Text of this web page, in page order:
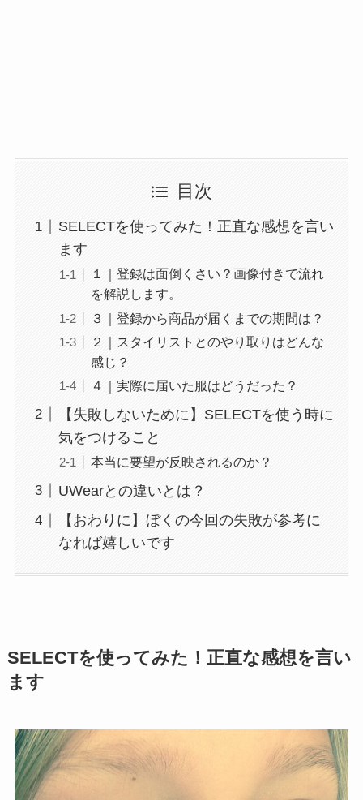
目次
SELECTを使ってみた！正直な感想を言い
ます
１｜登録は面倒くさい？画像付きで流れ
を解説します。
３｜登録から商品が届くまでの期間は？
２｜スタイリストとのやり取りはどんな
感じ？
４｜実際に届いた服はどうだった？
【失敗しないために】SELECTを使う時に
気をつけること
本当に要望が反映されるのか？
UWearとの違いとは？
【おわりに】ぼくの今回の失敗が参考に
なれば嬉しいです
SELECTを使ってみた！正直な感想を言い
ます